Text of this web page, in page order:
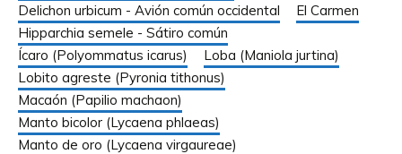
Delichon urbicum - Avión común occidental
El Carmen
Hipparchia semele - Sátiro común
Ícaro (Polyommatus icarus)
Loba (Maniola jurtina)
Lobito agreste (Pyronia tithonus)
Macaón (Papilio machaon)
Manto bicolor (Lycaena phlaeas)
Manto de oro (Lycaena virgaureae)